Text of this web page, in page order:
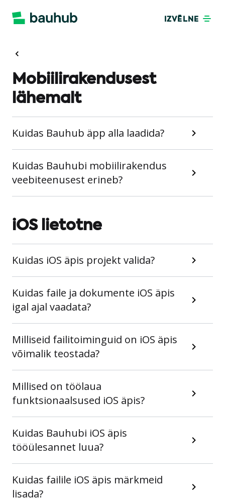
IZVĒLNE
Mobiilirakendusest
lähemalt
Kuidas Bauhub äpp alla laadida?
Kuidas Bauhubi mobiilirakendus
veebiteenusest erineb?
iOS lietotne
Kuidas iOS äpis projekt valida?
Kuidas faile ja dokumente iOS äpis
igal ajal vaadata?
Milliseid failitoiminguid on iOS äpis
võimalik teostada?
Millised on töölaua
funktsionaalsused iOS äpis?
Kuidas Bauhubi iOS äpis
tööülesannet luua?
Kuidas failile iOS äpis märkmeid
lisada?